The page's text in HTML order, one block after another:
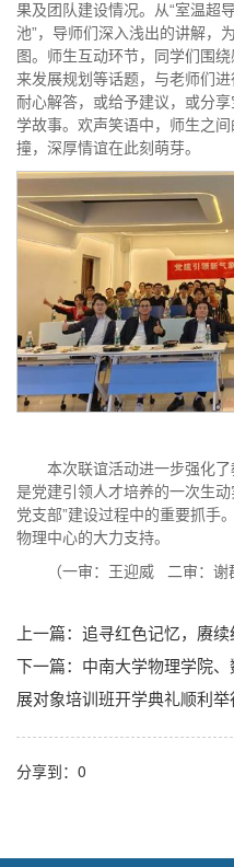
果及团队建设情况。从“室温超
池”，导师们深入浅出的讲解，
图。师生互动环节，同学们围
来发展规划等话题，与老师们
耐心解答，或给予建议，或分
学故事。欢声笑语中，师生之
撞，深厚情谊在此刻萌芽。
图2.师
本次联谊活动进一步强化了
是党建引领人才培养的一次生
党支部”建设过程中的重要抓手
物理中心的大力支持。
（一审：王迎威 二审：谢
上一篇： 追寻红色记忆，赓续
下一篇： 中南大学物理学院
展对象培训班开学典礼顺利举
分享到： 0